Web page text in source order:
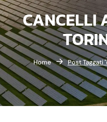
CANCELLI
Home Post Taggati